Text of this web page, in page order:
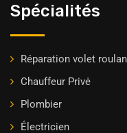
Spécialités
Réparation volet
Chauffeur Privė
Plombier
Électricien